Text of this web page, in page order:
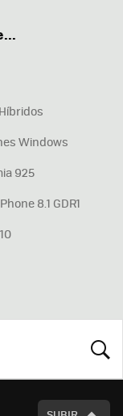
Windows
925
8.1 GDR1